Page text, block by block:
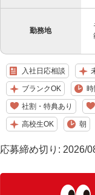
勤務地
入社日応相談
ブランクOK 時
社割・特典あり
高校生OK 朝
応募締め切り: 2026/